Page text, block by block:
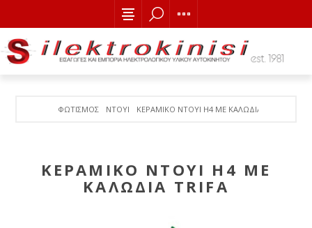
ΦΩΤΙΣΜΟΣ ΝΤΟΥΙ ΚΕΡΑΜΙΚΟ ΝΤΟΥΙ Η4 ΜΕ ΚΑΛΩΔΙΑ TRIFA
ΚΕΡΑΜΙΚΟ ΝΤΟΥΙ Η4 ΜΕ
ΚΑΛΩΔΙΑ TRIFA